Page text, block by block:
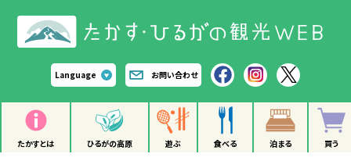
Language お問い合わせ
たかすとは ひるがの高原 遊ぶ 食べる 泊まる 買う